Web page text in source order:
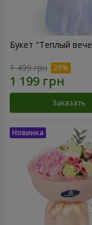
Букет "Теплый
1 499 грн
Заказать